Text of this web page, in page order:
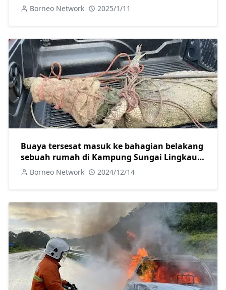
Borneo Network 2025/1/11
Buaya tersesat masuk ke bahagian belakang
sebuah rumah di Kampung Sungai Lingkau
Simunjan ditangkap
Borneo Network 2024/12/14